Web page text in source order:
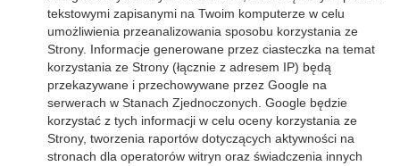
tekstowymi zapisanymi na Twoim komputerze w celu
umożliwienia przeanalizowania sposobu korzystania ze
Strony. Informacje generowane przez ciasteczka na temat
korzystania ze Strony (łącznie z adresem IP) będą
przekazywane i przechowywane przez Google na
serwerach w Stanach Zjednoczonych. Google będzie
korzystać z tych informacji w celu oceny korzystania ze
Strony, tworzenia raportów dotyczących aktywności na
stronach dla operatorów witryn oraz świadczenia innych